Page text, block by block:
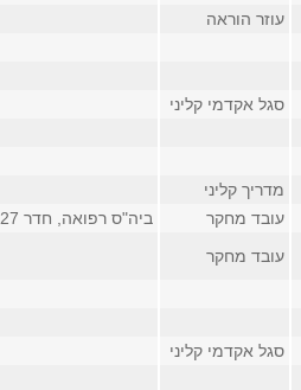
עוזר הוראה
סגל אקדמי קליני
מדריך קליני
עובד מחקר ביה"ס רפואה, חדר 427
עובד מחקר
סגל אקדמי קליני